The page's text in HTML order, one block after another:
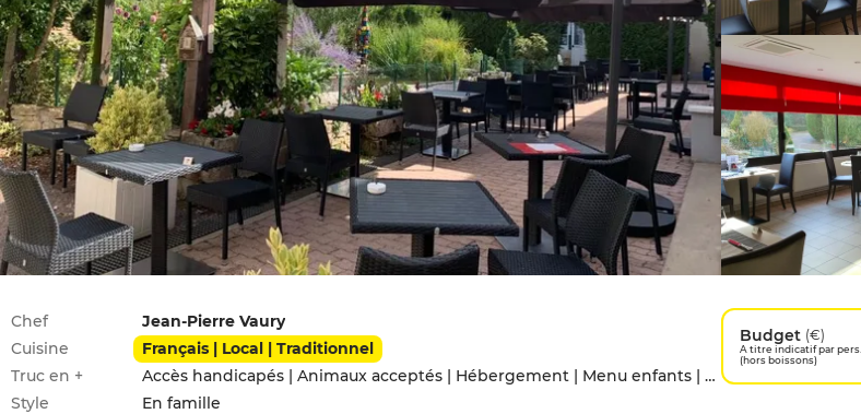
Infos pratiques
Chef
Jean-Pierre Vaury
Cuisine
Français | Local | Traditionnel
Truc en +
Accès handicapés | Animaux acceptés | Hébergement | Menu enfants | Parking privé | Terrasse
Style
En famille
Budget (€)
A titre indicatif par pers.
(hors boissons)